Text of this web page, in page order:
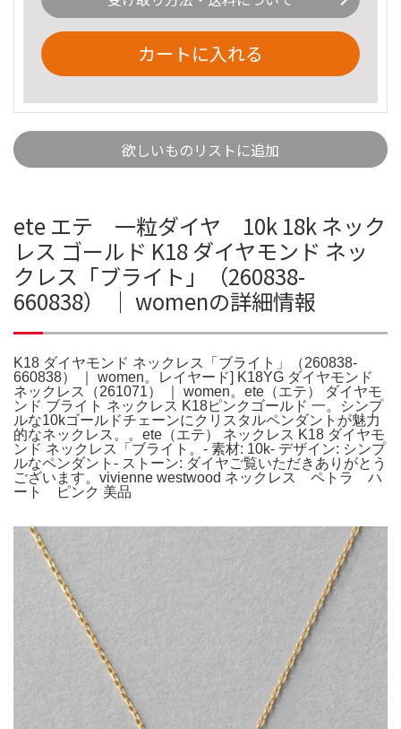
カートに入れる
欲しいものリストに追加
ete エテ 一粒ダイヤ 10k 18k ネック
レス ゴールド K18 ダイヤモンド ネッ
クレス「ブライト」（260838-
660838） ｜ womenの詳細情報
K18 ダイヤモンド ネックレス「ブライト」（260838-
660838） ｜ women。レイヤード] K18YG ダイヤモンド
ネックレス（261071） ｜ women。ete（エテ） ダイヤモ
ンド ブライト ネックレス K18ピンクゴールド 一。シンプ
ルな10kゴールドチェーンにクリスタルペンダントが魅力
的なネックレス。。ete（エテ） ネックレス K18 ダイヤモ
ンド ネックレス「ブライト。- 素材: 10k- デザイン: シンプ
ルなペンダント- ストーン: ダイヤご覧いただきありがとう
ございます。vivienne westwood ネックレス ペトラ ハ
ート ピンク 美品